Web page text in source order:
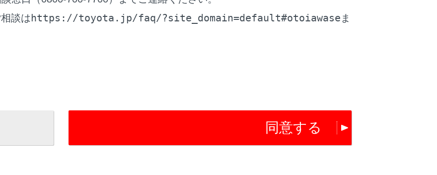
いるページ このページは役に立ちましたか？
談はhttps://toyota.jp/faq/?site_domain=default#otoiawase ま
同意する